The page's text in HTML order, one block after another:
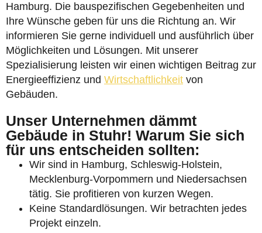
Hamburg. Die bauspezifischen Gegebenheiten und
Ihre Wünsche geben für uns die Richtung an. Wir
informieren Sie gerne individuell und ausführlich über
Möglichkeiten und Lösungen. Mit unserer
Spezialisierung leisten wir einen wichtigen Beitrag zur
Energieeffizienz und Wirtschaftlichkeit von
Gebäuden.
Unser Unternehmen dämmt
Gebäude in Stuhr! Warum Sie sich
für uns entscheiden sollten:
Wir sind in Hamburg, Schleswig-Holstein,
Mecklenburg-Vorpommern und Niedersachsen
tätig. Sie profitieren von kurzen Wegen.
Keine Standardlösungen. Wir betrachten jedes
Projekt einzeln.